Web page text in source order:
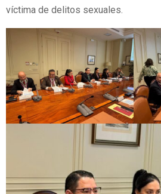
víctima de delitos sexuales.